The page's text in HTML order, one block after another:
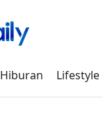
Hiburan Lifestyle